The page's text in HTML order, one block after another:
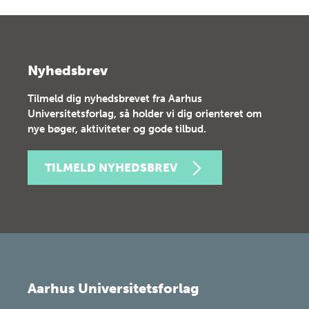
Nyhedsbrev
Tilmeld dig nyhedsbrevet fra Aarhus
Universitetsforlag, så holder vi dig orienteret om
nye bøger, aktiviteter og gode tilbud.
TILMELD NYHEDSBREV
Aarhus Universitetsforlag